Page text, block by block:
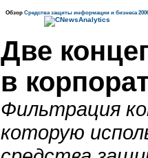
Обзор Средства защиты информации и бизнеса
Две
в
Фильтрация
которую